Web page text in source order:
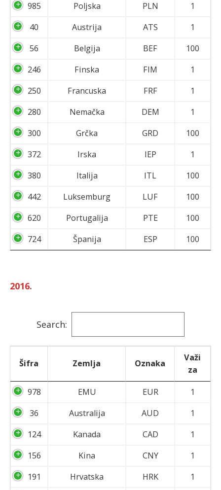
985 Poljska PLN
1
40
Austrija ATS
1
56
Belgija BEF
100
246
Finska FIM
1
250
Francuska FRF
1
280
Nemačka DEM
1
300
Grčka GRD
100
372
Irska IEP
1
380
Italija ITL
100
442
Luksemburg LUF
100
620
Portugalija PTE
100
724
Španija ESP 100
2016.
Search:
Šifra Zemlja Oznaka
Važi
za
978 EMU EUR
1
36
Australija AUD
1
124
Kanada CAD
1
156
Kina CNY
1
191
Hrvatska HRK
1